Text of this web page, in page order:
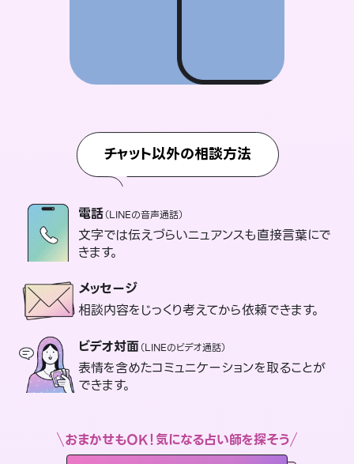
チャット以外の相談方法
電話（LINEの音声通話）
文字では伝えづらいニュアンスも直接言葉にで
きます。
メッセージ
相談内容をじっくり考えてから依頼できます。
ビデオ対面（LINEのビデオ通話）
表情を含めたコミュニケーションを取ることが
できます。
おまかせもOK！気になる占い師を探そう